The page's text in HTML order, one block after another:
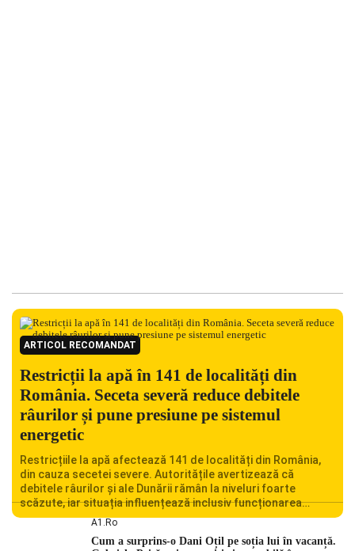
ARTICOL RECOMANDAT
Restricții la apă în 141 de localități din
România. Seceta severă reduce debitele
râurilor și pune presiune pe sistemul
energetic
Restricțiile la apă afectează 141 de localități din România,
din cauza secetei severe. Autoritățile avertizează că
debitele râurilor și ale Dunării rămân la niveluri foarte
scăzute, iar situația influențează inclusiv funcționarea
Centralei Nucleare de la Cernavodă. România se confruntă
hidrologic din ultimii ani. Lipsa […]
A1.ro
Cum a surprins-o Dani Oțil pe soția lui în vacanță.